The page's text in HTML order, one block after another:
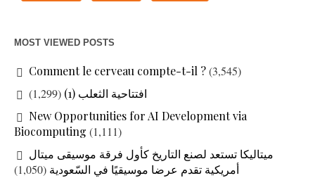
MOST VIEWED POSTS
Comment le cerveau compte-t-il ?(3,545)
افتتاحية الثعلب (1)
(1,299)
New Opportunities for AI Development via
Biocomputing (1,111)
ميتاليكا تستعد لصنع التاريخ كأول فرقة موسيقى ميتال
أمريكية تقدم عرضا موسيقيًا في السّعودية (1,050)